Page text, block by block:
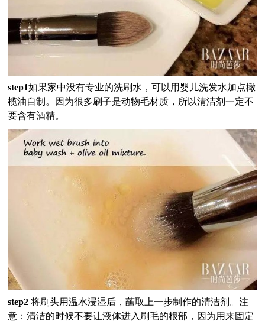
step1如果家中没有专业的洗刷水，可以用婴儿洗发水加点橄
榄油自制。因为很多刷子是动物毛材质，所以清洁剂一定不
要含有酒精。
step2 将刷头用温水浸湿后，蘸取上一步制作的清洁剂。注
意：清洁的时候不要让液体进入刷毛的根部，因为用来固定